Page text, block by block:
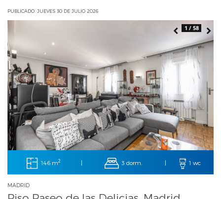
PUBLICADO: JUEVES 30 DE JULIO 2026
1 / 58
146 m2 | 3 dorm. | 1 wc
MADRID